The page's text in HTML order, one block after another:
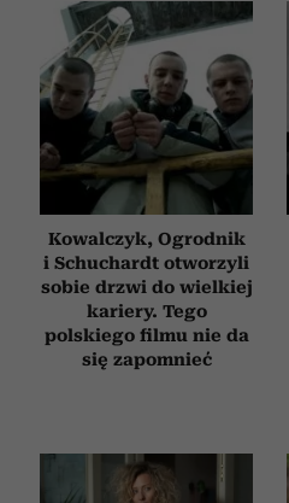
Kowalczyk, Ogrodnik
i Schuchardt otworzyli
sobie drzwi do wielkiej
kariery. Tego
polskiego filmu nie da
się zapomnieć